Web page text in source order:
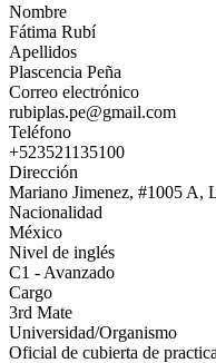
Nombre
Fátima Rubí
Apellidos
Plascencia Peña
Correo electrónico
rubiplas.pe@gmail.com
Teléfono
+523521135100
Dirección
Mariano Jimenez, #1005 A,
Nacionalidad
México
Nivel de inglés
C1 - Avanzado
Cargo
3rd Mate
Universidad/Organismo
Oficial de cubierta de